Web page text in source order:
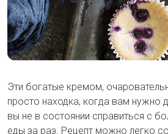
Эти богатые кремом,
просто находка, когда вам нужно
вы не в состоянии справиться с
еды за раз. Рецепт можно легко